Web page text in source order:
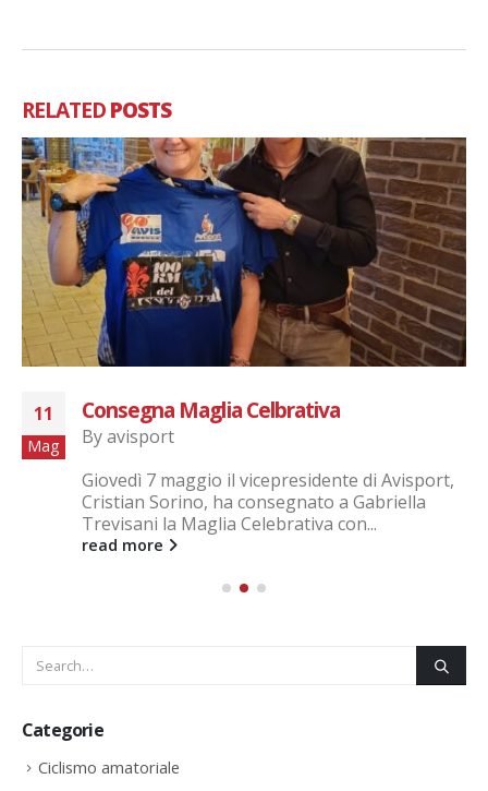
RELATEDPOSTS
11
Mag
Consegna Maglia Celbrativa
Byavisport
Giovedì 7 maggio il vicepresidente di Avisport,
Cristian Sorino, ha consegnato a Gabriella
Trevisani la Maglia Celebrativa con...
read more
Categorie
Ciclismo amatoriale